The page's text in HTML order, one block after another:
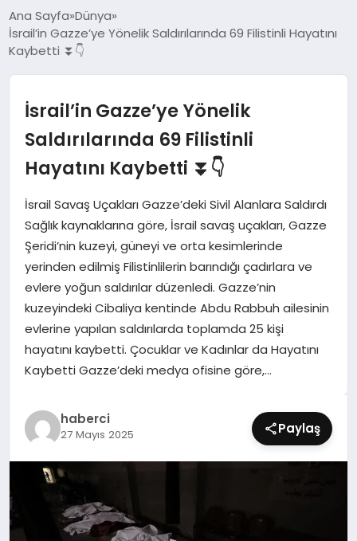
DÜNYA
MAGAZIN
SAĞLIK
SIYASET
SPOR
TEKNOLOJI
YAŞAM
Ana Sayfa Dünya
İsrail’in Gazze’ye Yönelik Saldırılarında 69 Filistinli Hayatını
Kaybetti ⏬👇
İsrail’in Gazze’ye Yönelik
Saldırılarında 69 Filistinli
Hayatını Kaybetti ⏬👇
İsrail Savaş Uçakları Gazze’deki Sivil Alanlara Saldırdı
Sağlık kaynaklarına göre, İsrail savaş uçakları, Gazze
Şeridi’nin kuzeyi, güneyi ve orta kesimlerinde
yerinden edilmiş Filistinlilerin barındığı çadırlara ve
evlere yoğun saldırılar düzenledi. Gazze’nin
kuzeyindeki Cibaliya kentinde Abdu Rabbuh ailesinin
evlerine yapılan saldırılarda toplamda 25 kişi
hayatını kaybetti. Çocuklar ve Kadınlar da Hayatını
Kaybetti Gazze’deki medya ofisine göre,…
haberci
27 Mayıs 2025 Paylaş